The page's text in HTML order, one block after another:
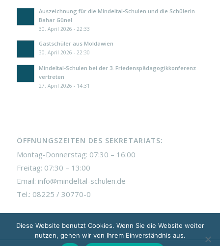
Auszeichnung für die Mindeltal-Schulen und die Schülerin
Bahar Günel
30. April 2026 - 22:33
Gastschüler aus Moldawien
30. April 2026 - 22:30
Mindeltal-Schulen bei der 3. Friedenspädagogikkonferenz
vertreten
27. April 2026 - 14:31
ÖFFNUNGSZEITEN DES SEKRETARIATS:
Montag-Donnerstag: 07:30 – 16:00
Freitag: 07:30 – 13:00
Email: info@mindeltal-schulen.de
Tel.: 08225 / 30770-0
Diese Website benutzt Cookies. Wenn Sie die Website weiter
nutzen, gehen wir von Ihrem Einverständnis aus.